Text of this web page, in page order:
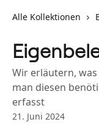
Alle Kollektionen
Wir erläutern,
man diesen
erfasst
21. Juni 2024